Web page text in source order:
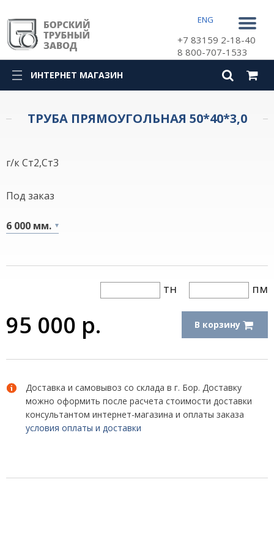
ENG
+7 83159 2-18-40
8 800-707-1533
ИНТЕРНЕТ МАГАЗИН
ТРУБА ПРЯМОУГОЛЬНАЯ 50*40*3,0
г/к Ст2,Ст3
Под заказ
6 000 мм.
тн пм
95 000 р. В корзину
Доставка и самовывоз со склада в г. Бор. Доставку
можно оформить после расчета стоимости доставки
консультантом интернет-магазина и оплаты заказа
условия оплаты и доставки